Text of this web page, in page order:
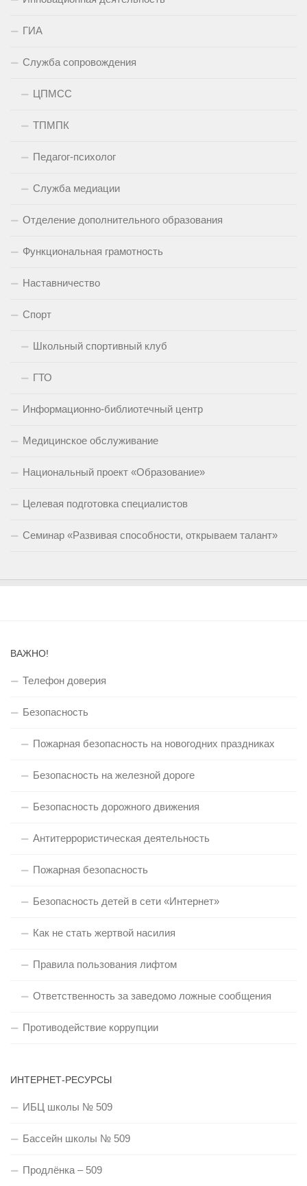
ГИА
Служба сопровождения
ЦПМСС
ТПМПК
Педагог-психолог
Служба медиации
Отделение дополнительного образования
Функциональная грамотность
Наставничество
Спорт
Школьный спортивный клуб
ГТО
Информационно-библиотечный центр
Медицинское обслуживание
Национальный проект «Образование»
Целевая подготовка специалистов
Семинар «Развивая способности, открываем талант»
ВАЖНО!
Телефон доверия
Безопасность
Пожарная безопасность на новогодних праздниках
Безопасность на железной дороге
Безопасность дорожного движения
Антитеррористическая деятельность
Пожарная безопасность
Безопасность детей в сети «Интернет»
Как не стать жертвой насилия
Правила пользования лифтом
Ответственность за заведомо ложные сообщения
Противодействие коррупции
ИНТЕРНЕТ-РЕСУРСЫ
ИБЦ школы № 509
Бассейн школы № 509
Продлёнка – 509